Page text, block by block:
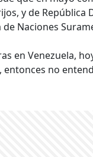
y de
Naciones
en Venezuela,
entonces no